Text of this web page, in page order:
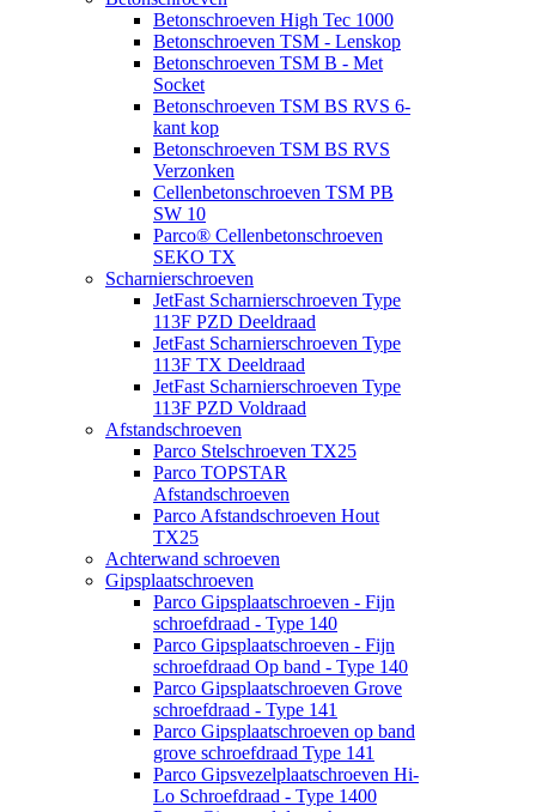
Betonschroeven High Tec 1000
Betonschroeven TSM - Lenskop
Betonschroeven TSM B - Met
Socket
Betonschroeven TSM BS RVS 6-
kant kop
Betonschroeven TSM BS RVS
Verzonken
Cellenbetonschroeven TSM PB
SW 10
Parco® Cellenbetonschroeven
SEKO TX
Scharnierschroeven
JetFast Scharnierschroeven Type
113F PZD Deeldraad
JetFast Scharnierschroeven Type
113F TX Deeldraad
JetFast Scharnierschroeven Type
113F PZD Voldraad
Afstandschroeven
Parco Stelschroeven TX25
Parco TOPSTAR
Afstandschroeven
Parco Afstandschroeven Hout
TX25
Achterwand schroeven
Gipsplaatschroeven
Parco Gipsplaatschroeven - Fijn
schroefdraad - Type 140
Parco Gipsplaatschroeven - Fijn
schroefdraad Op band - Type 140
Parco Gipsplaatschroeven Grove
schroefdraad - Type 141
Parco Gipsplaatschroeven op band
grove schroefdraad Type 141
Parco Gipsvezelplaatschroeven Hi-
Lo Schroefdraad - Type 1400